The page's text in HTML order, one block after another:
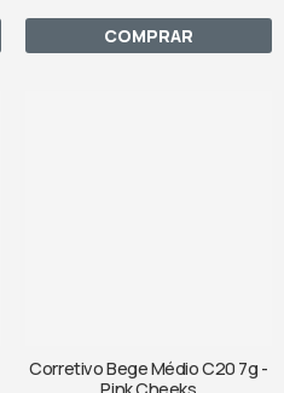
COMPRAR
Corretivo Bege Médio C20 7g -
Pink Cheeks